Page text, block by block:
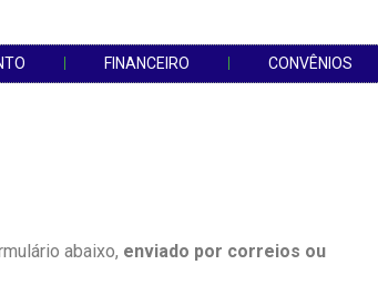
FINANCEIRO CONVÊNIOS
abaixo, enviado por correios ou